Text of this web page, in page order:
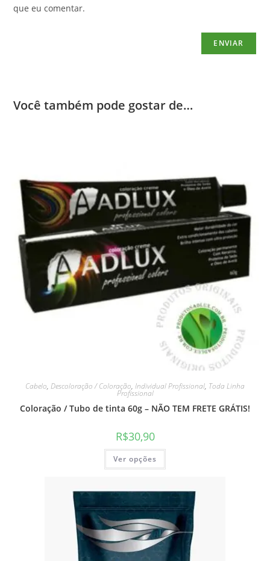
que eu comentar.
Você também pode gostar de…
Cabelo, Descoloração / Coloração, Individual Profissional, Toda Linha
Profissional
Coloração / Tubo de tinta 60g – NÃO TEM FRETE GRÁTIS!
R$30,90
Ver opções